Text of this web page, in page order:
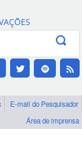
Canais
E-mail do Pesquisador
Área de imprensa